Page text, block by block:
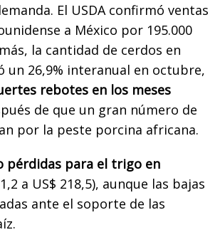
El USDA confirmó ventas
a México por 195.000
la cantidad de cerdos en
un 26,9% interanual en octubre,
rebotes en los meses
de que un gran número de
por la peste porcina africana.
pérdidas para el trigo en
a US$ 218,5), aunque las bajas
ante el soporte de las